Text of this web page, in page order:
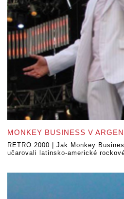
MONKEY BUSINESS V
RETRO 2000 | Jak Monkey
učarovali latinsko-americké